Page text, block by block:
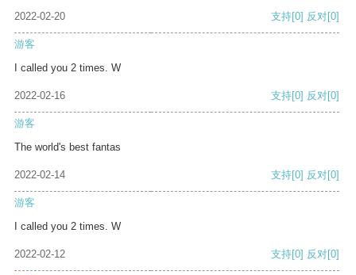
2022-02-20 支持[0] 反对[0]
游客
I called you 2 times. W
2022-02-16 支持[0] 反对[0]
游客
The world's best fantas
2022-02-14 支持[0] 反对[0]
游客
I called you 2 times. W
2022-02-12 支持[0] 反对[0]